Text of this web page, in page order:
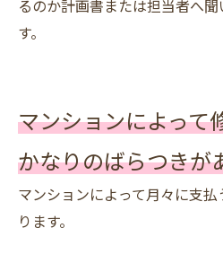
るのか計画書または担当者へ
す。
マンションによって
かなりのばらつきが
マンションによって月々に支
ります。